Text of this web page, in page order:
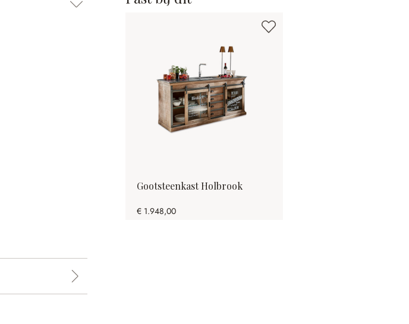
Gootsteenkast Holbrook
€ 1.948,00